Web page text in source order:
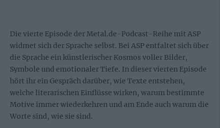
Die vierte Episode derMetal.de-Podcast-Reihe mit ASP
widmet sich der Sprache selbst. Bei ASP entfaltet sich über
die Sprache ein künstlerischer Kosmos voller Bilder,
Symbole und emotionaler Tiefe. In dieser vierten Episode
hört ihr ein Gespräch darüber, wie Texte entstehen,
welche literarischen Einflüsse wirken, warum bestimmte
Motive immer wiederkehren und am Ende auch warum die
Worte sind, wie sie sind.